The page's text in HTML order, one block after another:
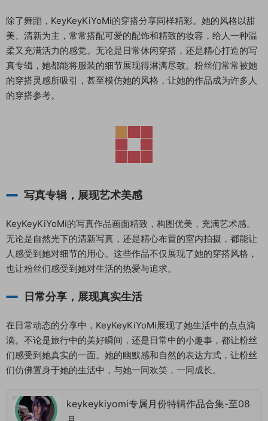
除了舞蹈，KeyKeyKiYoMi的穿搭分享同样精彩。她的风格以甜
美、清新为主，常常搭配可爱的配饰和精致的妆容，给人一种温
柔又充满活力的感觉。无论是日常休闲穿搭，还是精心打造的写
真专辑，她都能将服装的细节展现得淋漓尽致。粉丝们常常被她
的穿搭灵感所吸引，甚至模仿她的风格，让她的作品成为许多人
的穿搭参考。
写真专辑，展现艺术美感
KeyKeyKiYoMi的写真作品画面精致，构图优美，充满艺术感。
无论是自然光下的清新写真，还是精心布置的室内拍摄，都能让
人感受到她对细节的用心。这些作品不仅展现了她的穿搭风格，
也让粉丝们感受到她对生活的热爱与追求。
日常分享，展现真实生活
在日常动态的分享中，KeyKeyKiYoMi展现了她生活中的点点滴
滴。不论是旅行中的美好瞬间，还是日常中的小趣事，都让粉丝
们感受到她真实的一面。她的幽默感和自然的表达方式，让粉丝
们仿佛置身于她的生活中，与她一同欢笑，一同成长。
keykeykiyomi专属月份特辑作品合集-至08